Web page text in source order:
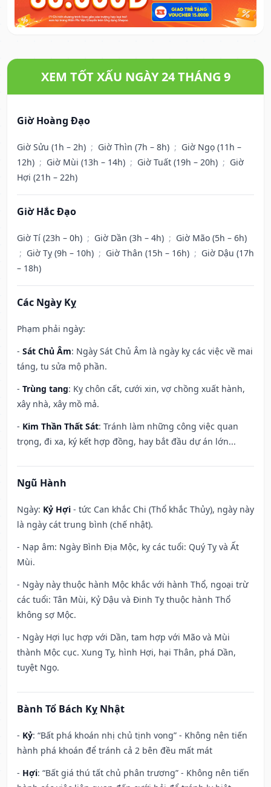
XEM TỐT XẤU NGÀY 24 THÁNG 9
Giờ Hoàng Đạo
Giờ Sửu (1h – 2h) ; Giờ Thìn (7h – 8h) ; Giờ Ngọ (11h –
12h) ; Giờ Mùi (13h – 14h) ; Giờ Tuất (19h – 20h) ; Giờ
Hợi (21h – 22h)
Giờ Hắc Đạo
Giờ Tí (23h – 0h) ; Giờ Dần (3h – 4h) ; Giờ Mão (5h – 6h)
; Giờ Tỵ (9h – 10h) ; Giờ Thân (15h – 16h) ; Giờ Dậu (17h
– 18h)
Các Ngày Kỵ
Phạm phải ngày:
- Sát Chủ Âm: Ngày Sát Chủ Âm là ngày kỵ các việc về mai
táng, tu sửa mộ phần.
- Trùng tang: Kỵ chôn cất, cưới xin, vợ chồng xuất hành,
xây nhà, xây mồ mả.
- Kim Thần Thất Sát: Tránh làm những công việc quan
trọng, đi xa, ký kết hợp đồng, hay bắt đầu dự án lớn...
Ngũ Hành
Ngày: Kỷ Hợi - tức Can khắc Chi (Thổ khắc Thủy), ngày này
là ngày cát trung bình (chế nhật).
- Nạp âm: Ngày Bình Địa Mộc, kỵ các tuổi: Quý Tỵ và Ất
Mùi.
- Ngày này thuộc hành Mộc khắc với hành Thổ, ngoại trừ
các tuổi: Tân Mùi, Kỷ Dậu và Đinh Tỵ thuộc hành Thổ
không sợ Mộc.
- Ngày Hợi lục hợp với Dần, tam hợp với Mão và Mùi
thành Mộc cục. Xung Tỵ, hình Hợi, hại Thân, phá Dần,
tuyệt Ngọ.
Bành Tổ Bách Kỵ Nhật
- Kỷ: “Bất phá khoán nhị chủ tịnh vong” - Không nên tiến
hành phá khoán để tránh cả 2 bên đều mất mát
- Hợi: “Bất giá thú tất chủ phân trương” - Không nên tiến